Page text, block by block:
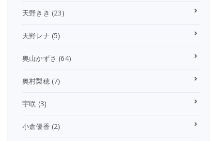
天野きき (23)
天野レナ (5)
奥山かずさ (64)
奥村梨穂(7)
宇咲 (3)
小倉優香 (2)